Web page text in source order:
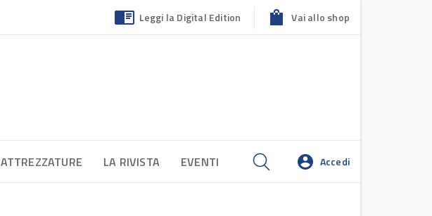
Leggi la Digital Edition Vai allo shop
ATTREZZATURE LA RIVISTA EVENTI Accedi